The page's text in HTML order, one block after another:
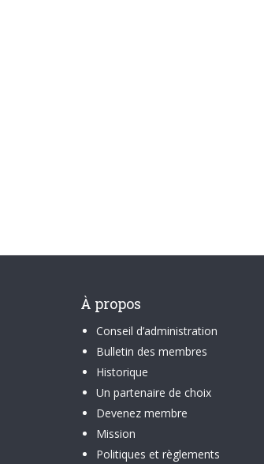
À propos
Conseil d’administration
Bulletin des membres
Historique
Un partenaire de choix
Devenez membre
Mission
Politiques et règlements